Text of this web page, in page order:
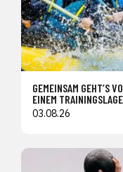
GEMEINSAM GEHT’S
EINEM
03.08.26